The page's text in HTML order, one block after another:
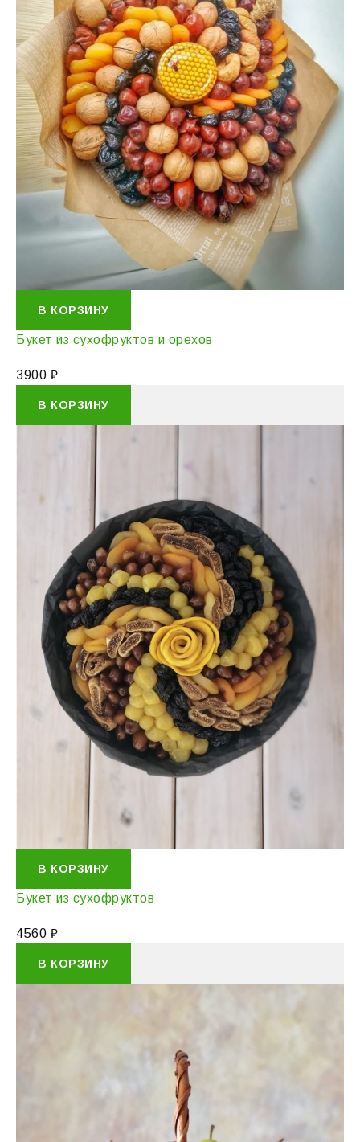
В КОРЗИНУ
Букет из сухофруктов и орехов
3900 ₽
В КОРЗИНУ
В КОРЗИНУ
Букет из сухофруктов
4560 ₽
В КОРЗИНУ